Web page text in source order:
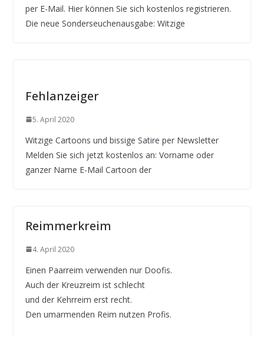
per E-Mail. Hier können Sie sich kostenlos registrieren.
Die neue Sonderseuchenausgabe: Witzige
Fehlanzeiger
5. April 2020
Witzige Cartoons und bissige Satire per Newsletter
Melden Sie sich jetzt kostenlos an: Vorname oder
ganzer Name E-Mail Cartoon der
Reimmerkreim
4. April 2020
Einen Paarreim verwenden nur Doofis.
Auch der Kreuzreim ist schlecht
und der Kehrreim erst recht.
Den umarmenden Reim nutzen Profis.